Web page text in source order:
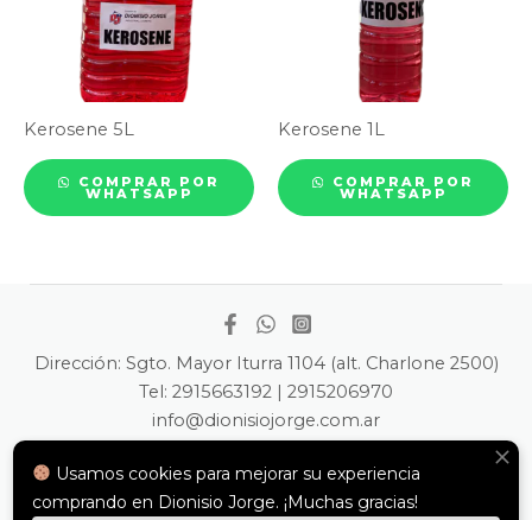
Kerosene 5L
COMPRAR POR
WHATSAPP
Kerosene 1L
COMPRAR POR
WHATSAPP
Dirección: Sgto. Mayor Iturra 1104 (alt. Charlone 2500)
Tel: 2915663192 | 2915206970
info@dionisiojorge.com.ar
Copyright © 2026 Dionisio Jorge
Usamos cookies para mejorar su experiencia
comprando en Dionisio Jorge. ¡Muchas gracias!